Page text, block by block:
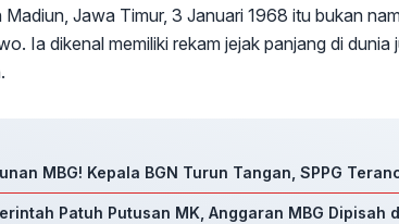
Madiun, Jawa Timur, 3 Januari 1968 itu bukan
Ia dikenal memiliki rekam jejak panjang di dunia
MBG! Kepala BGN Turun Tangan, SPPG
Patuh Putusan MK, Anggaran MBG Dipisah